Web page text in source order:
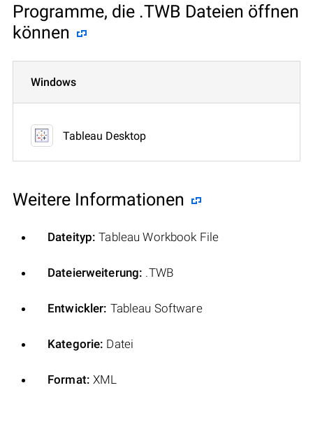
Programme, die .TWB Dateien öffnen
können
Windows
Tableau Desktop
Weitere Informationen
Dateityp: Tableau Workbook File
Dateierweiterung: .TWB
Entwickler: Tableau Software
Kategorie: Datei
Format: XML